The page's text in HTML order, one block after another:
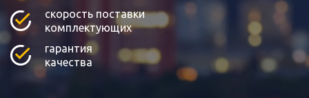
скорость поставки
комплектующих
гарантия
качества